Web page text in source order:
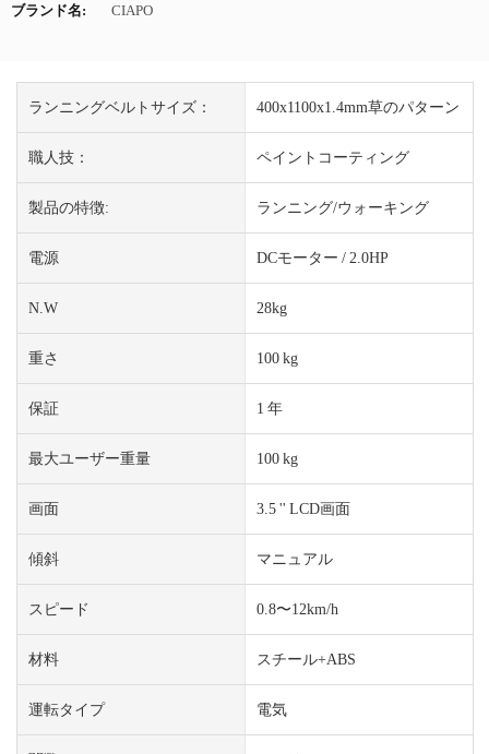
ブランド名: CIAPO
ランニングベルトサイズ： 400x1100x1.4mm草のパターン
職人技： ペイントコーティング
製品の特徴: ランニング/ウォーキング
電源 DCモーター / 2.0HP
N.W 28kg
重さ 100 kg
保証 1 年
最大ユーザー重量 100 kg
画面 3.5 '' LCD画面
傾斜 マニュアル
スピード 0.8〜12km/h
材料 スチール+ABS
運転タイプ 電気